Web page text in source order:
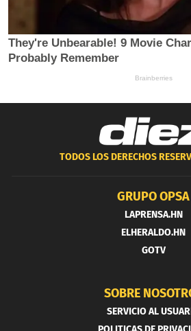
TODOS LOS DERECHOS
GRUPO OPSA
LAPRENSA.HN
ELHERALDO.HN
GOTV
SOBRE
SERVICIO AL